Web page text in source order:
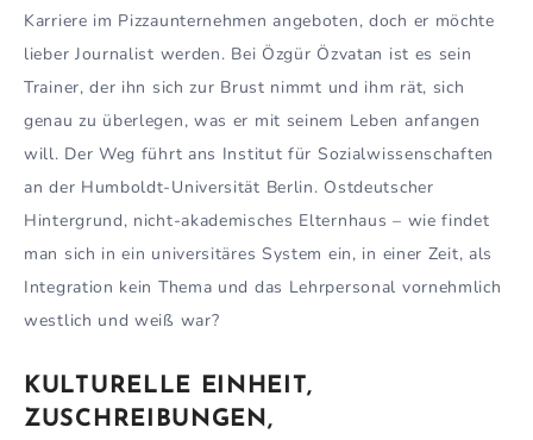
Karriere im Pizzaunternehmen angeboten, doch er möchte
lieber Journalist werden. Bei Özgür Özvatan ist es sein
Trainer, der ihn sich zur Brust nimmt und ihm rät, sich
genau zu überlegen, was er mit seinem Leben anfangen
will. Der Weg führt ans Institut für Sozialwissenschaften
an der Humboldt-Universität Berlin. Ostdeutscher
Hintergrund, nicht-akademisches Elternhaus – wie findet
man sich in ein universitäres System ein, in einer Zeit, als
Integration kein Thema und das Lehrpersonal vornehmlich
westlich und weiß war?
KULTURELLE EINHEIT,
ZUSCHREIBUNGEN,